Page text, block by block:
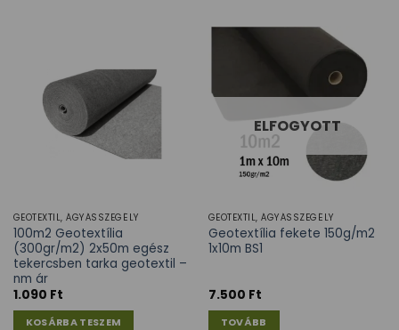
GEOTEXTIL, ÁGYÁSSZEGÉLY
100m2 Geotextília
(300gr/m2) 2x50m egész
tekercsben tarka geotextil –
nm ár
1.090 Ft
KOSÁRBA TESZEM
ELFOGYOTT
GEOTEXTIL, ÁGYÁSSZEGÉLY
Geotextília fekete 150g/m2
1x10m BS1
7.500 Ft
TOVÁBB